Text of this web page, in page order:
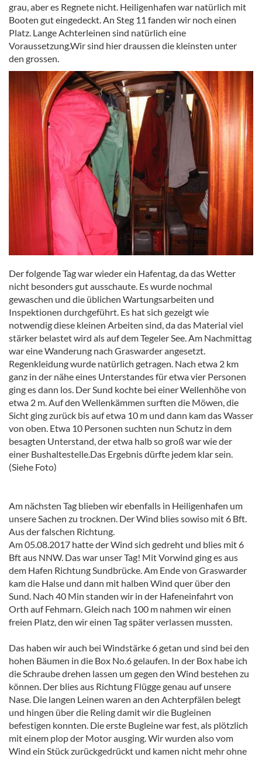
grau, aber es Regnete nicht. Heiligenhafen war natürlich mit
Booten gut eingedeckt. An Steg 11 fanden wir noch einen
Platz. Lange Achterleinen sind natürlich eine
Voraussetzung.Wir sind hier draussen die kleinsten unter
den grossen.
Der folgende Tag war wieder ein Hafentag, da das Wetter
nicht besonders gut ausschaute. Es wurde nochmal
gewaschen und die üblichen Wartungsarbeiten und
Inspektionen durchgeführt. Es hat sich gezeigt wie
notwendig diese kleinen Arbeiten sind, da das Material viel
stärker belastet wird als auf dem Tegeler See. Am Nachmittag
war eine Wanderung nach Graswarder angesetzt.
Regenkleidung wurde natürlich getragen. Nach etwa 2 km
ganz in der nähe eines Unterstandes für etwa vier Personen
ging es dann los. Der Sund kochte bei einer Wellenhöhe von
etwa 2 m. Auf den Wellenkämmen surften die Möwen, die
Sicht ging zurück bis auf etwa 10 m und dann kam das Wasser
von oben. Etwa 10 Personen suchten nun Schutz in dem
besagten Unterstand, der etwa halb so groß war wie der
einer Bushaltestelle.Das Ergebnis dürfte jedem klar sein.
(Siehe Foto)
Am nächsten Tag blieben wir ebenfalls in Heiligenhafen um
unsere Sachen zu trocknen. Der Wind blies sowiso mit 6 Bft.
Aus der falschen Richtung.
Am 05.08.2017 hatte der Wind sich gedreht und blies mit 6
Bft aus NNW. Das war unser Tag! Mit Vorwind ging es aus
dem Hafen Richtung Sundbrücke. Am Ende von Graswarder
kam die Halse und dann mit halben Wind quer über den
Sund. Nach 40 Min standen wir in der Hafeneinfahrt von
Orth auf Fehmarn. Gleich nach 100 m nahmen wir einen
freien Platz, den wir einen Tag später verlassen mussten.
Das haben wir auch bei Windstärke 6 getan und sind bei den
hohen Bäumen in die Box No.6 gelaufen. In der Box habe ich
die Schraube drehen lassen um gegen den Wind bestehen zu
können. Der blies aus Richtung Flügge genau auf unsere
Nase. Die langen Leinen waren an den Achterpfälen belegt
und hingen über die Reling damit wir die Bugleinen
befestigen konnten. Die erste Bugleine war fest, als plötzlich
mit einem plop der Motor ausging. Wir wurden also vom
Wind ein Stück zurückgedrückt und kamen nicht mehr ohne